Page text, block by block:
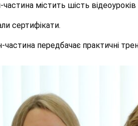
частина містить шість
сертифікати.
передбачає практичні